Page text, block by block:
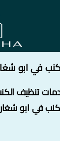
شغارة
تنظيف
شغارة